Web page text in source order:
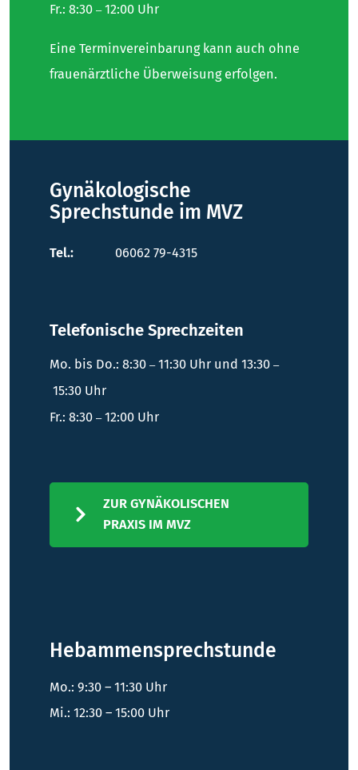
Fr.: 8:30 – 12:00 Uhr
Eine Terminvereinbarung kann auch ohne
frauenärztliche Überweisung erfolgen.
Gynäkologische
Sprechstunde im MVZ
Tel.: 06062 79-4315
Telefonische Sprechzeiten
Mo. bis Do.: 8:30 – 11:30 Uhr und 13:30 –
15:30 Uhr
Fr.: 8:30 – 12:00 Uhr
ZUR GYNÄKOLISCHEN
PRAXIS IM MVZ
Hebammensprechstunde
Mo.: 9:30 – 11:30 Uhr
Mi.: 12:30 – 15:00 Uhr